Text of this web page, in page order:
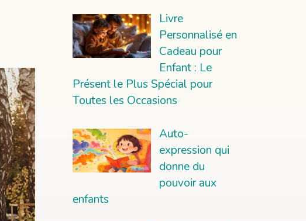
Livre
Personnalisé en
Cadeau pour
Enfant : Le
Présent le Plus Spécial pour
Toutes les Occasions
Auto-
expression qui
donne du
pouvoir aux
enfants